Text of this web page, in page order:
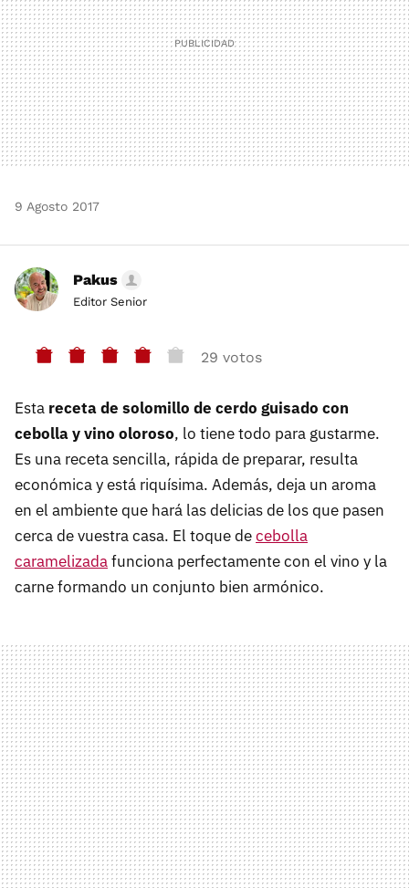
9 Agosto 2017
Pakus
Editor Senior
29 votos
Esta receta de solomillo de cerdo guisado con
cebolla y vino oloroso, lo tiene todo para gustarme.
Es una receta sencilla, rápida de preparar, resulta
económica y está riquísima. Además, deja un aroma
en el ambiente que hará las delicias de los que pasen
cerca de vuestra casa. El toque decebolla
caramelizadafunciona perfectamente con el vino y la
carne formando un conjunto bien armónico.